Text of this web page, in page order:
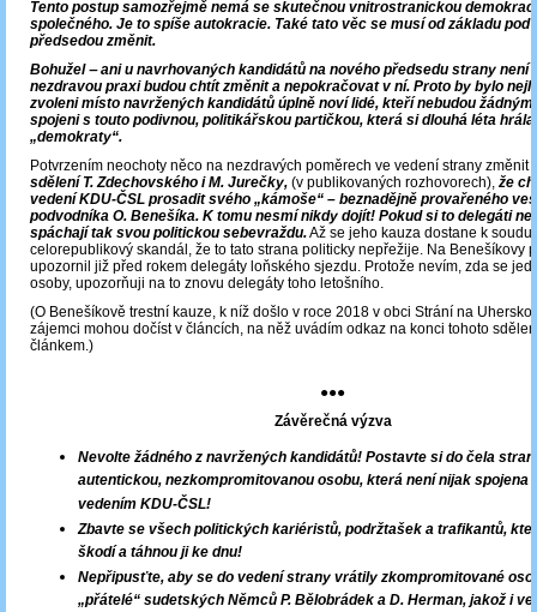
Tento postup samozřejmě nemá se skutečnou vnitrostranickou
společného. Je to spíše autokracie. Také tato věc se musí od základu pod
předsedou změnit.
Bohužel ‒ ani u navrhovaných kandidátů na nového předsedu strany není
nezdravou praxi budou chtít změnit a nepokračovat v ní. Proto by bylo
zvoleni místo navržených kandidátů úplně noví lidé, kteří nebudou žádným
spojeni s touto podivnou, politikářskou partičkou, která si dlouhá léta hrála
„demokraty“.
Potvrzením neochoty něco na nezdravých poměrech ve vedení strany změnit
sdělení T. Zdechovského i M. Jurečky, (v publikovaných rozhovorech), že
vedení KDU-ČSL prosadit svého „kámoše“ – beznadějně provařeného
podvodníka O. Benešíka. K tomu nesmí nikdy dojít! Pokud si to delegáti
spáchají tak svou politickou sebevraždu.Až se jeho kauza dostane k
celorepublikový skandál, že to tato strana politicky nepřežije. Na Benešíkovy
upozornil již před rokem delegáty loňského sjezdu. Protože nevím, zda se
osoby, upozorňuji na to znovu delegáty toho letošního.
(O Benešíkově trestní kauze, k níž došlo v roce 2018 v obci Strání na
zájemci mohou dočíst v článcích, na něž uvádím odkaz na konci tohoto
článkem.)
●●●
Závěrečná výzva
Nevolte žádného z navržených kandidátů! Postavte si do čela
autentickou, nezkompromitovanou osobu, která není nijak spojena
vedením KDU-ČSL!
Zbavte se všech politických kariéristů, podržtašek a trafikantů,
škodí a táhnou ji ke dnu!
Nepřipusťte, aby se do vedení strany vrátily zkompromitované
„přátelé“ sudetských Němců P. Bělobrádek a D. Herman, jakož i